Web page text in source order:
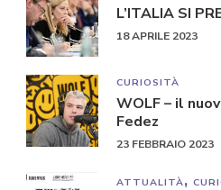
L’ITALIA SI
18 APRILE 2023
CURIOSITÀ
WOLF – il
Fedez
23 FEBBRAIO 2023
ATTUALITÀ